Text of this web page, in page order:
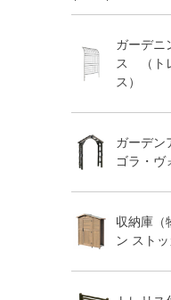
ガーデニ
ス （ト
ス）
ガーデン
ゴラ・ヴ
収納庫（
ン ストッ